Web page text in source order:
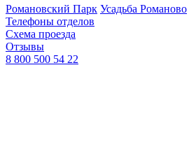
Романовский Парк Усадьба Романово
Телефоны отделов
Схема проезда
Отзывы
8 800 500 54 22